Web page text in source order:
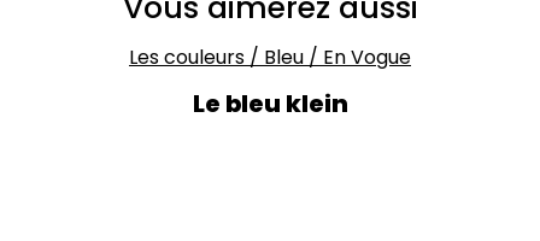
Les couleurs / Bleu / En Vogue
Le bleu klein